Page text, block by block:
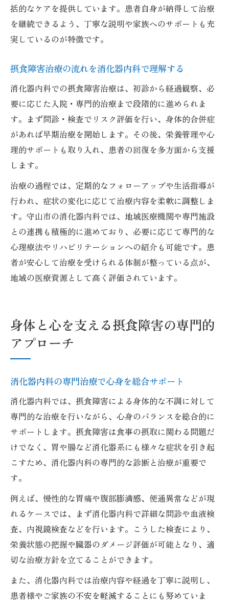
括的なケアを提供しています。患者自身が納得して治療
を継続できるよう、丁寧な説明や家族へのサポートも充
実しているのが特徴です。
摂食障害治療の流れを消化器内科で理解する
消化器内科での摂食障害治療は、初診から経過観察、必
要に応じた入院・専門的治療まで段階的に進められま
す。まず問診・検査でリスク評価を行い、身体的合併症
があれば早期治療を開始します。その後、栄養管理や心
理的サポートも取り入れ、患者の回復を多方面から支援
します。
治療の過程では、定期的なフォローアップや生活指導が
行われ、症状の変化に応じて治療内容を柔軟に調整しま
す。守山市の消化器内科では、地域医療機関や専門施設
との連携も積極的に進めており、必要に応じて専門的な
心理療法やリハビリテーションへの紹介も可能です。患
者が安心して治療を受けられる体制が整っている点が、
地域の医療資源として高く評価されています。
身体と心を支える摂食障害の専門的
アプローチ
消化器内科の専門治療で心身を総合サポート
消化器内科では、摂食障害による身体的な不調に対して
専門的な治療を行いながら、心身のバランスを総合的に
サポートします。摂食障害は食事の摂取に関わる問題だ
けでなく、胃や腸など消化器系にも様々な症状を引き起
こすため、消化器内科の専門的な診断と治療が重要で
す。
例えば、慢性的な胃痛や腹部膨満感、便通異常などが現
れるケースでは、まず消化器内科で詳細な問診や血液検
査、内視鏡検査などを行います。こうした検査により、
栄養状態の把握や臓器のダメージ評価が可能となり、適
切な治療方針を立てることができます。
また、消化器内科では治療内容や経過を丁寧に説明し、
患者様やご家族の不安を軽減することにも努めていま